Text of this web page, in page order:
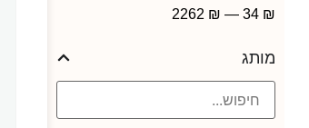
₪
34
—
₪
2262
מותג